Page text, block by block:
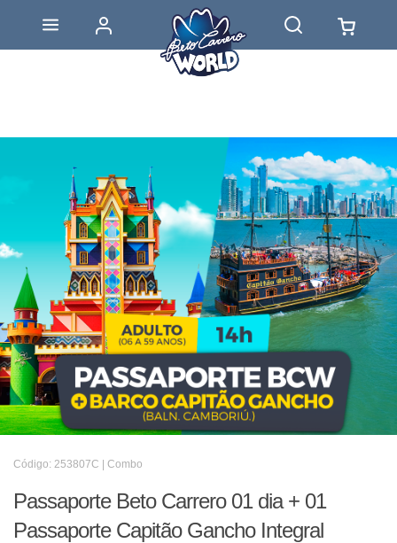
Código: 253807C | Combo
Passaporte Beto Carrero 01 dia + 01
Passaporte Capitão Gancho Integral